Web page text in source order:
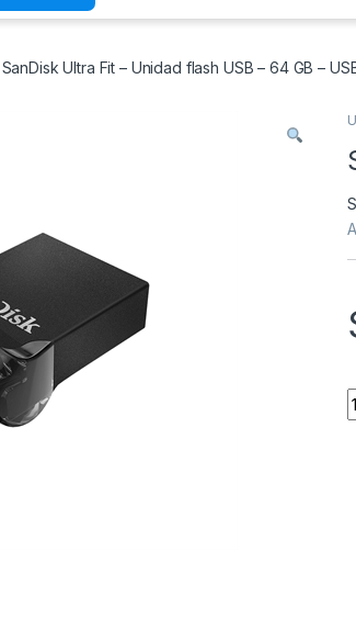
SanDisk Ultra Fit – Unidad flash USB – 64 GB –